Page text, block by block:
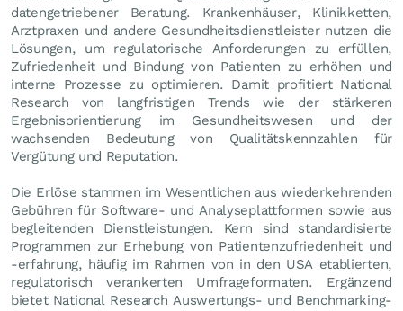
datengetriebener Beratung. Krankenhäuser, Klinikketten,
Arztpraxen und andere Gesundheitsdienstleister nutzen die
Lösungen, um regulatorische Anforderungen zu erfüllen,
Zufriedenheit und Bindung von Patienten zu erhöhen und
interne Prozesse zu optimieren. Damit profitiert National
Research von langfristigen Trends wie der stärkeren
Ergebnisorientierung im Gesundheitswesen und der
wachsenden Bedeutung von Qualitätskennzahlen für
Vergütung und Reputation.
Die Erlöse stammen im Wesentlichen aus wiederkehrenden
Gebühren für Software- und Analyseplattformen sowie aus
begleitenden Dienstleistungen. Kern sind standardisierte
Programmen zur Erhebung von Patientenzufriedenheit und
-erfahrung, häufig im Rahmen von in den USA etablierten,
regulatorisch verankerten Umfrageformaten. Ergänzend
bietet National Research Auswertungs- und Benchmarking-